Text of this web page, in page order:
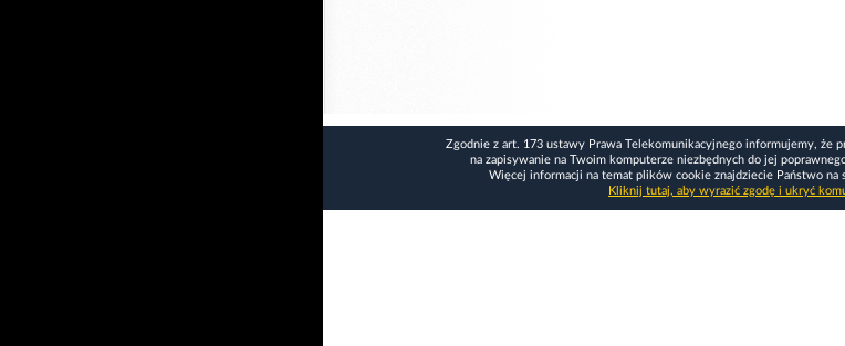
Zgodnie z art. 173 ustawy Prawa Telekomunikacyjnego informujemy, że
na zapisywanie na Twoim komputerze niezbędnych do jej
Więcej informacji na temat plików cookie znajdziecie Państwo na
Kliknij tutaj, aby wyrazić zgodę i ukryć